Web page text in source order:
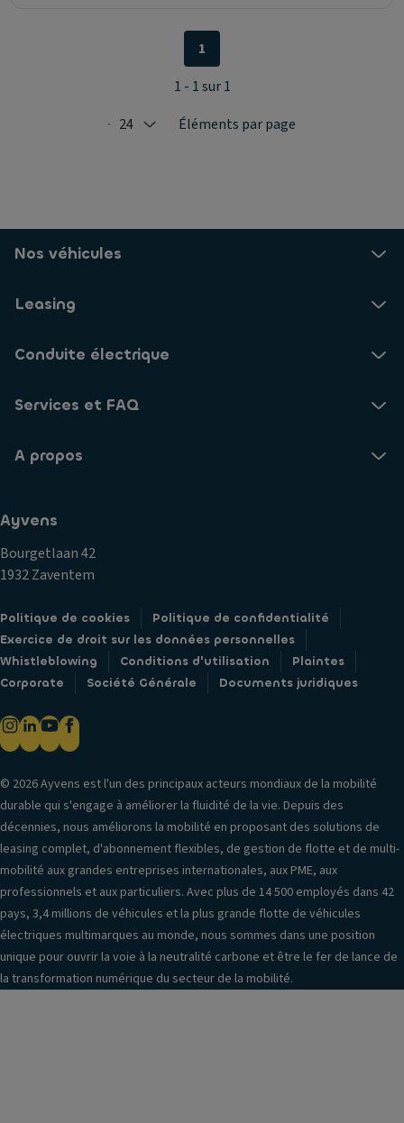
Selected: 24
24 Éléments par page
1
1 - 1 sur 1
Nos véhicules
Leasing
Conduite électrique
Services et FAQ
A propos
Ayvens
Bourgetlaan 42
1932 Zaventem
Politique de cookies
Politique de confidentialité
Exercice de droit sur les données personnelles
Whistleblowing
Conditions d'utilisation
Plaintes
Corporate
Société Générale Documents juridiques
© 2026 Ayvens est l'un des principaux acteurs mondiaux de la mobilité
durable qui s'engage à améliorer la fluidité de la vie. Depuis des
décennies, nous améliorons la mobilité en proposant des solutions de
leasing complet, d'abonnement flexibles, de gestion de flotte et de multi-
mobilité aux grandes entreprises internationales, aux PME, aux
professionnels et aux particuliers. Avec plus de 14 500 employés dans 42
pays, 3,4 millions de véhicules et la plus grande flotte de véhicules
électriques multimarques au monde, nous sommes dans une position
unique pour ouvrir la voie à la neutralité carbone et être le fer de lance de
la transformation numérique du secteur de la mobilité.